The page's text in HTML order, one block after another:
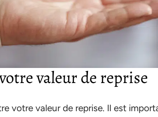
valeur de reprise
votre valeur de reprise. Il est